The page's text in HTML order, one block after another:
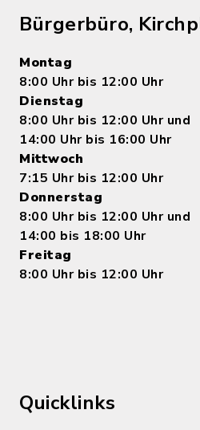
Bürgerbüro,
Montag
8:00 Uhr bis 12:00 Uhr
Dienstag
8:00 Uhr bis 12:00 Uhr und
14:00 Uhr bis 16:00 Uhr
Mittwoch
7:15 Uhr bis 12:00 Uhr
Donnerstag
8:00 Uhr bis 12:00 Uhr und
14:00 bis 18:00 Uhr
Freitag
8:00 Uhr bis 12:00 Uhr
Quicklinks